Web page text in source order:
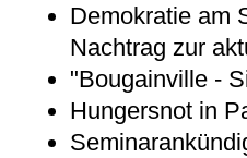
Demokratie am
Nachtrag zur
"Bougainville -
Hungersnot in